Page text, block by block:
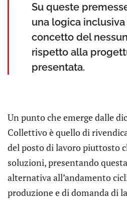
Su queste
una logica
concetto del
rispetto alla
presentata.
Un punto che emerge dalle
Collettivo è quello di
del posto di lavoro piuttosto
soluzioni, presentando
alternativa all’andamento
produzione e di domanda di